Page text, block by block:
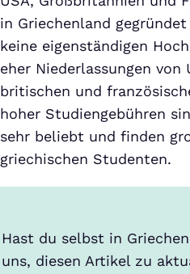
in Griechenland
keine eigenständigen
eher Niederlassungen von
britischen und
hoher Studiengebühren
sehr beliebt und finden
griechischen Studenten.
Hast du selbst in
uns, diesen Artikel zu